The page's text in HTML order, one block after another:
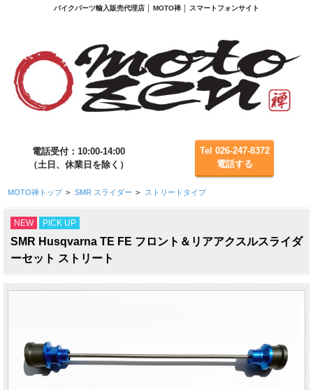
バイクパーツ輸入販売代理店 │ MOTO禅 │ スマートフォンサイト
電話受付：10:00-14:00
（土日、休業日を除く）
Tel 026-247-8372
電話する
MOTO禅トップ > SMR スライダー > ストリートタイプ
NEW PICK UP
SMR Husqvarna TE FE フロント＆リアアクスルスライダ
ーセット ストリート